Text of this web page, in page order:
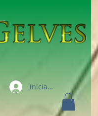
Iniciar sesión